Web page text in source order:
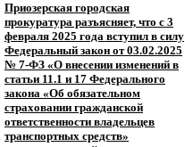
Приозерская городская
прокуратура разъясняет, что с 3
февраля 2025 года вступил в силу
Федеральный закон от 03.02.2025
№ 7-ФЗ «О внесении изменений в
статьи 11.1 и 17 Федерального
закона «Об обязательном
страховании гражданской
ответственности владельцев
транспортных средств»